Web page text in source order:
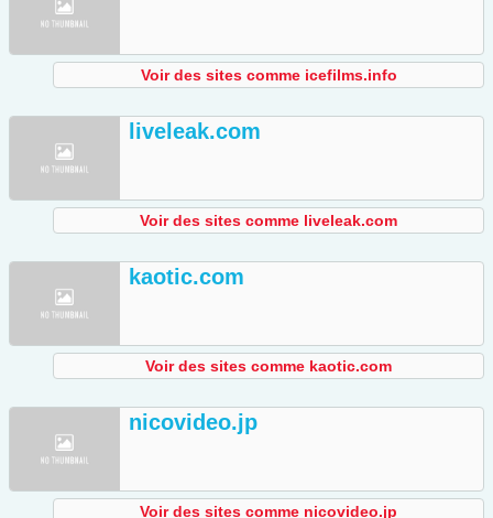
Voir des sites comme icefilms.info
liveleak.com
Voir des sites comme liveleak.com
kaotic.com
Voir des sites comme kaotic.com
nicovideo.jp
Voir des sites comme nicovideo.jp